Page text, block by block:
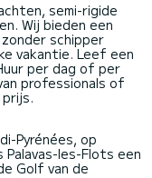
semi-rigide
Wij bieden een
schipper
vakantie. Leef een
per dag of per
professionals of
Pyrénées, op
les-Flots een
Golf van de